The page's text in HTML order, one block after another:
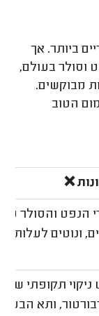
ביותר. אך
וסולר בעולם,
מבוקשים.
הטוב
❌
הנפט והסולר
ונוטים לעלות
ניקוי תקופתי של
ותא